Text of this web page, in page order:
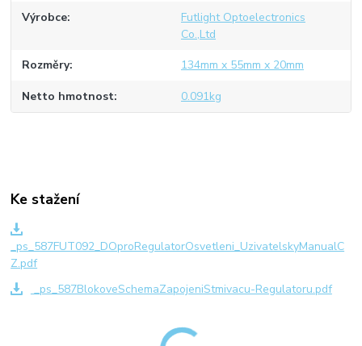
Výrobce
Futlight Optoelectronics
Co.,Ltd
Rozměry 134mm x 55mm x 20mm
Netto hmotnost 0.091kg
Ke stažení
_ps_587FUT092_DOproRegulatorOsvetleni_UzivatelskyManualC
Z.pdf
_ps_587BlokoveSchemaZapojeniStmivacu-Regulatoru.pdf